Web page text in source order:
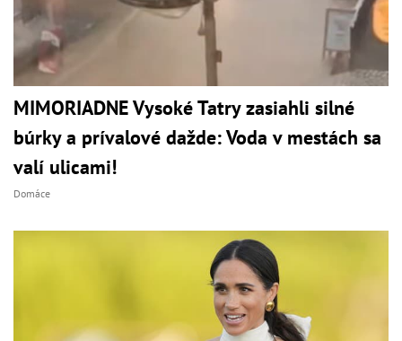
MIMORIADNE Vysoké Tatry zasiahli silné
búrky a prívalové dažde: Voda v mestách sa
valí ulicami!
Domáce